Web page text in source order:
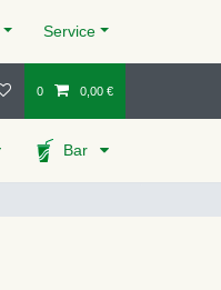
Service
0 0,00 €
Bar